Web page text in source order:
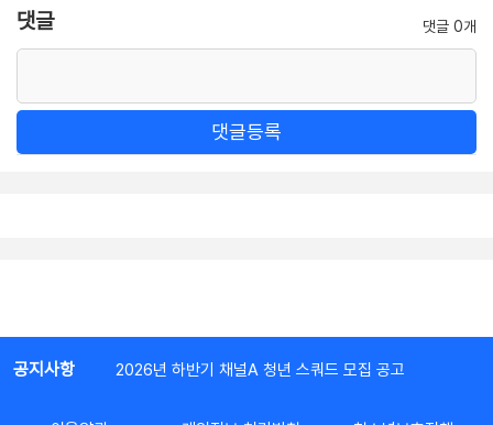
댓글 댓글 0개
댓글등록
공지사항 2026년 하반기 채널A 청년 스쿼드 모집 공고